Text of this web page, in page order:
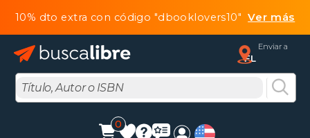
10% dto extra con código "dbooklovers10"Ver más
Enviar a
FL
0